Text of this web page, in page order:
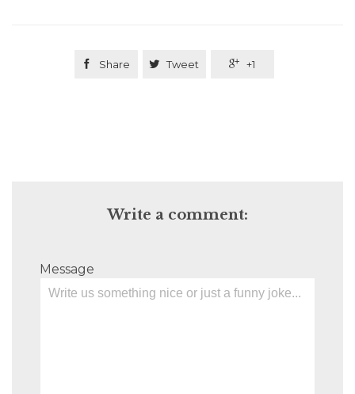
 Share  Tweet  +1
Write a comment:
Message